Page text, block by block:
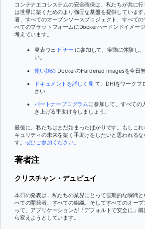
コンテナエコシステムの安全確保は、私たちが共に
は世界に築くためのより強固な基盤を提供していま
者、すべてのオープンソースプロジェクト、すべて
べてのプラットフォームにDockerハードンドイメー
考えています。
発表ウェ ビナー に参加して、実際に体験し
い。
使い始め DockerのHardened Imagesを今日
ドキュメントを詳しく見て、DHIをワークフ
さい
パートナープログラムに参加して、すべての
き上げる手助けをしましょう。
最後に、私たちはまだ始まったばかりです。もしこ
キュリティの未来を築く手助けをしたいと思われる
す。 ぜひご参加ください。
著者注
クリスチャン・デュピュイ
本日の発表は、私たちの業界にとって画期的な瞬間
べての開発者、すべての組織、そしてすべてのオー
って、アプリケーションが「デフォルトで安全に」
ら変えようとしています。